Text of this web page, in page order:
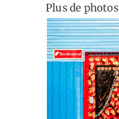
Plus de